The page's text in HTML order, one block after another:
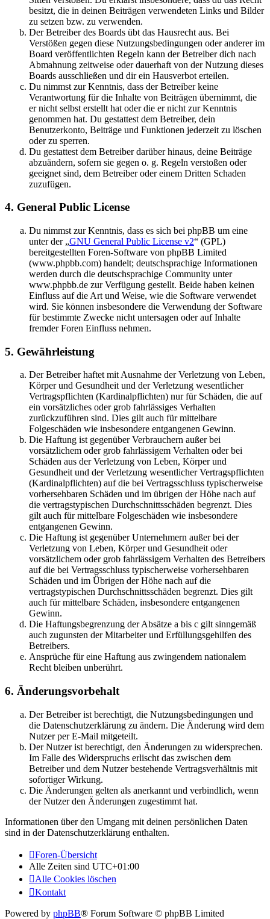
besitzt, die in deinen Beiträgen verwendeten Links und Bilder
zu setzen bzw. zu verwenden.
Der Betreiber des Boards übt das Hausrecht aus. Bei
Verstößen gegen diese Nutzungsbedingungen oder anderer im
Board veröffentlichten Regeln kann der Betreiber dich nach
Abmahnung zeitweise oder dauerhaft von der Nutzung dieses
Boards ausschließen und dir ein Hausverbot erteilen.
Du nimmst zur Kenntnis, dass der Betreiber keine
Verantwortung für die Inhalte von Beiträgen übernimmt, die
er nicht selbst erstellt hat oder die er nicht zur Kenntnis
genommen hat. Du gestattest dem Betreiber, dein
Benutzerkonto, Beiträge und Funktionen jederzeit zu löschen
oder zu sperren.
Du gestattest dem Betreiber darüber hinaus, deine Beiträge
abzuändern, sofern sie gegen o. g. Regeln verstoßen oder
geeignet sind, dem Betreiber oder einem Dritten Schaden
zuzufügen.
4. General Public License
Du nimmst zur Kenntnis, dass es sich bei phpBB um eine
unter der „GNU General Public License v2“ (GPL)
bereitgestellten Foren-Software von phpBB Limited
(www.phpbb.com) handelt; deutschsprachige Informationen
werden durch die deutschsprachige Community unter
www.phpbb.de zur Verfügung gestellt. Beide haben keinen
Einfluss auf die Art und Weise, wie die Software verwendet
wird. Sie können insbesondere die Verwendung der Software
für bestimmte Zwecke nicht untersagen oder auf Inhalte
fremder Foren Einfluss nehmen.
5. Gewährleistung
Der Betreiber haftet mit Ausnahme der Verletzung von Leben,
Körper und Gesundheit und der Verletzung wesentlicher
Vertragspflichten (Kardinalpflichten) nur für Schäden, die auf
ein vorsätzliches oder grob fahrlässiges Verhalten
zurückzuführen sind. Dies gilt auch für mittelbare
Folgeschäden wie insbesondere entgangenen Gewinn.
Die Haftung ist gegenüber Verbrauchern außer bei
vorsätzlichem oder grob fahrlässigem Verhalten oder bei
Schäden aus der Verletzung von Leben, Körper und
Gesundheit und der Verletzung wesentlicher Vertragspflichten
(Kardinalpflichten) auf die bei Vertragsschluss typischerweise
vorhersehbaren Schäden und im übrigen der Höhe nach auf
die vertragstypischen Durchschnittsschäden begrenzt. Dies
gilt auch für mittelbare Folgeschäden wie insbesondere
entgangenen Gewinn.
Die Haftung ist gegenüber Unternehmern außer bei der
Verletzung von Leben, Körper und Gesundheit oder
vorsätzlichem oder grob fahrlässigem Verhalten des Betreibers
auf die bei Vertragsschluss typischerweise vorhersehbaren
Schäden und im Übrigen der Höhe nach auf die
vertragstypischen Durchschnittsschäden begrenzt. Dies gilt
auch für mittelbare Schäden, insbesondere entgangenen
Gewinn.
Die Haftungsbegrenzung der Absätze a bis c gilt sinngemäß
auch zugunsten der Mitarbeiter und Erfüllungsgehilfen des
Betreibers.
Ansprüche für eine Haftung aus zwingendem nationalem
Recht bleiben unberührt.
6. Änderungsvorbehalt
Der Betreiber ist berechtigt, die Nutzungsbedingungen und
die Datenschutzerklärung zu ändern. Die Änderung wird dem
Nutzer per E-Mail mitgeteilt.
Der Nutzer ist berechtigt, den Änderungen zu widersprechen.
Im Falle des Widerspruchs erlischt das zwischen dem
Betreiber und dem Nutzer bestehende Vertragsverhältnis mit
sofortiger Wirkung.
Die Änderungen gelten als anerkannt und verbindlich, wenn
der Nutzer den Änderungen zugestimmt hat.
Informationen über den Umgang mit deinen persönlichen Daten
sind in der Datenschutzerklärung enthalten.
Foren-Übersicht
Alle Zeiten sind UTC+01:00
Alle Cookies löschen
Kontakt
Powered by phpBB® Forum Software © phpBB Limited